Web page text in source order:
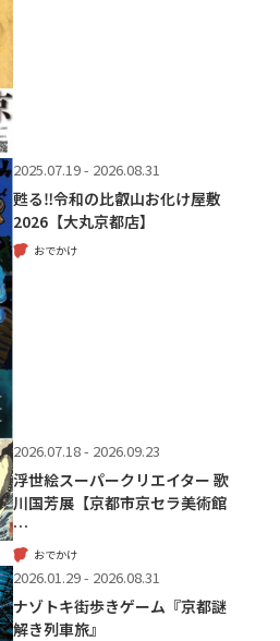
2025.07.19 - 2026.08.31
甦る‼令和の比叡山お化け屋敷
2026【大丸京都店】
おでかけ
2026.07.18 - 2026.09.23
浮世絵スーパークリエイター 歌
川国芳展【京都市京セラ美術館
…
おでかけ
2026.01.29 - 2026.08.31
ナゾトキ街歩きゲーム『京都謎
解き列車旅』